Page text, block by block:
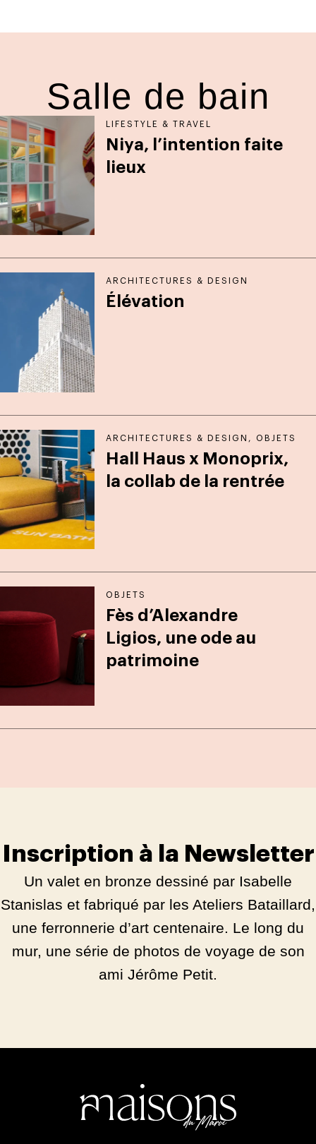
Salle de bain
LIFESTYLE & TRAVEL
Niya, l’intention faite
lieux
ARCHITECTURES & DESIGN
Élévation
ARCHITECTURES & DESIGN ,OBJETS
Hall Haus x Monoprix,
la collab de la rentrée
OBJETS
Fès d’Alexandre
Ligios, une ode au
patrimoine
Inscription à la Newsletter
Un valet en bronze dessiné par Isabelle
Stanislas et fabriqué par les Ateliers Bataillard,
une ferronnerie d’art centenaire. Le long du
mur, une série de photos de voyage de son
ami Jérôme Petit.